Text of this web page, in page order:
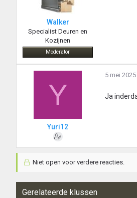
Walker
Specialist Deuren en
Kozijnen
Moderator
Y
Yuri12
5 mei 2025
Ja
Niet open voor verdere reacties.
Gerelateerde klussen